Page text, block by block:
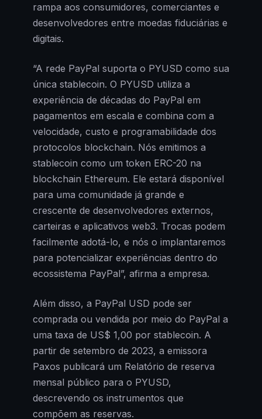
rampa aos consumidores, comerciantes e
desenvolvedores entre moedas fiduciárias e
digitais.
“A rede PayPal suporta o PYUSD como sua
única stablecoin. O PYUSD utiliza a
experiência de décadas do PayPal em
pagamentos em escala e combina com a
velocidade, custo e programabilidade dos
protocolos blockchain. Nós emitimos a
stablecoin como um token ERC-20 na
blockchain Ethereum. Ele estará disponível
para uma comunidade já grande e
crescente de desenvolvedores externos,
carteiras e aplicativos web3. Trocas podem
facilmente adotá-lo, e nós o implantaremos
para potencializar experiências dentro do
ecossistema PayPal”, afirma a empresa.
Além disso, a PayPal USD pode ser
comprada ou vendida por meio do PayPal a
uma taxa de US$ 1,00 por stablecoin. A
partir de setembro de 2023, a emissora
Paxos publicará um Relatório de reserva
mensal público para o PYUSD,
descrevendo os instrumentos que
compõem as reservas.